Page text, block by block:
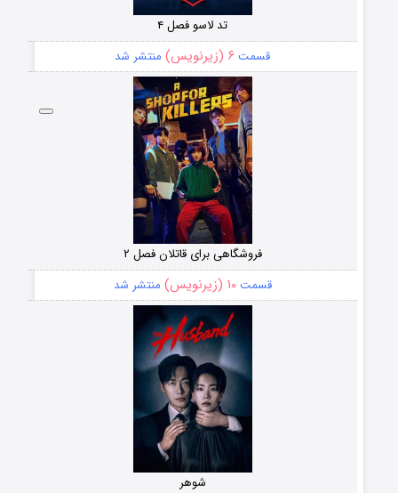
تد لاسو فصل ۴
قسمت ۶ (زیرنویس) منتشر شد
فروشگاهی برای قاتلان فصل ۲
قسمت۱۰ (زیرنویس) منتشر شد
شوهر